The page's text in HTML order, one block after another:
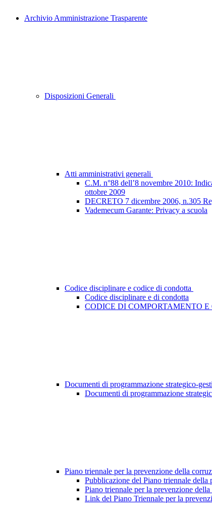
Archivio Amministrazione Trasparente
Disposizioni Generali
Atti amministrativi generali
C.M. n°88 dell’8 novembre 2010:
ottobre 2009
DECRETO 7 dicembre 2006, n.305
Vademecum Garante: Privacy a scuola
Codice disciplinare e codice di condotta
Codice disciplinare e di condotta
CODICE DI COMPORTAMENTO
Documenti di programmazione strategico-
Documenti di programmazione
Piano triennale per la prevenzione della
Pubblicazione del Piano triennale
Piano triennale per la prevenzione
Link del Piano Triennale per la